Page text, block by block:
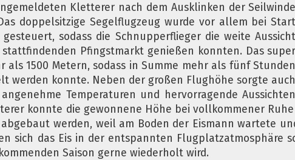
Kletterer nach dem Ausklinken der Seilwinde
doppelsitzige Segelflugzeug wurde vor allem bei Start
sodass die Schnupperflieger die weite Aussicht
Pfingstmarkt genießen konnten. Das super
1500 Metern, sodass in Summe mehr als fünf Stunden
werden konnte. Neben der großen Flughöhe sorgte auch
Temperaturen und hervorragende Aussichten
konnte die gewonnene Höhe bei vollkommener
werden, weil am Boden der Eismann wartete
das Eis in der entspannten Flugplatzatmosphäre
Saison gerne wiederholt wird.